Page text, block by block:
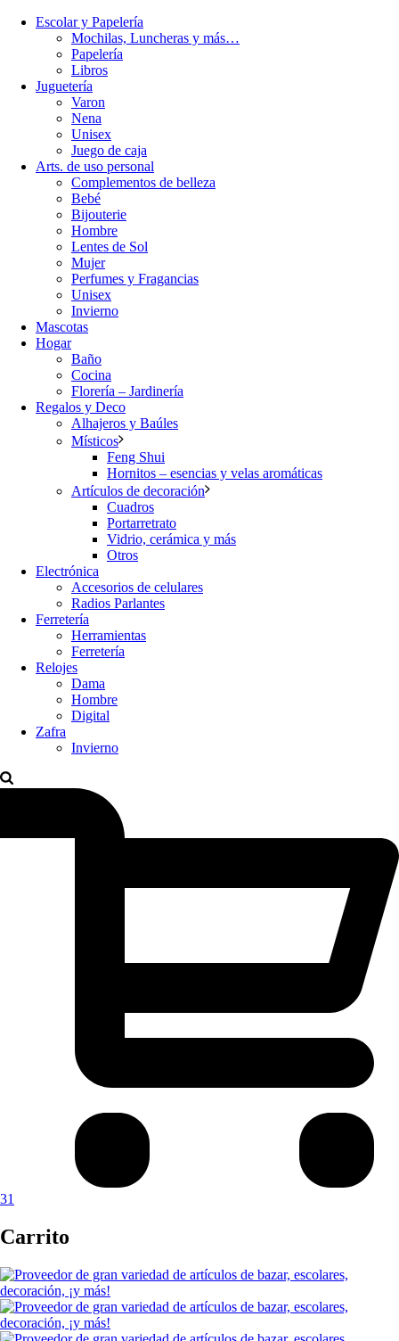
Escolar y Papelería
Mochilas, Luncheras y más…
Papelería
Libros
Juguetería
Varon
Nena
Unisex
Juego de caja
Arts. de uso personal
Complementos de belleza
Bebé
Bijouterie
Hombre
Lentes de Sol
Mujer
Perfumes y Fragancias
Unisex
Invierno
Mascotas
Hogar
Baño
Cocina
Florería – Jardinería
Regalos y Deco
Alhajeros y Baúles
Místicos
Feng Shui
Hornitos – esencias y velas aromáticas
Artículos de decoración
Cuadros
Portarretrato
Vidrio, cerámica y más
Otros
Electrónica
Accesorios de celulares
Radios Parlantes
Ferretería
Herramientas
Ferretería
Relojes
Dama
Hombre
Digital
Zafra
Invierno
31
Carrito